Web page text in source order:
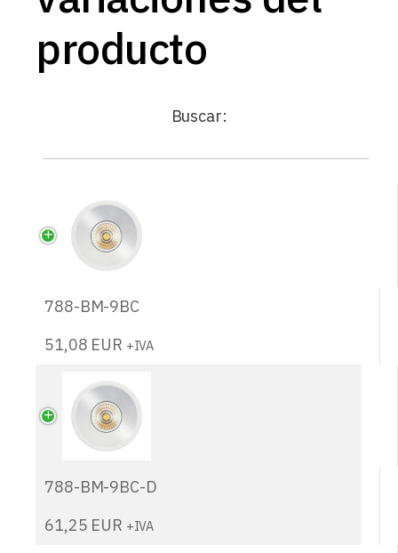
producto
Buscar:
788-BM-9BC
51,08 EUR +IVA
788-BM-9BC-D
61,25 EUR +IVA